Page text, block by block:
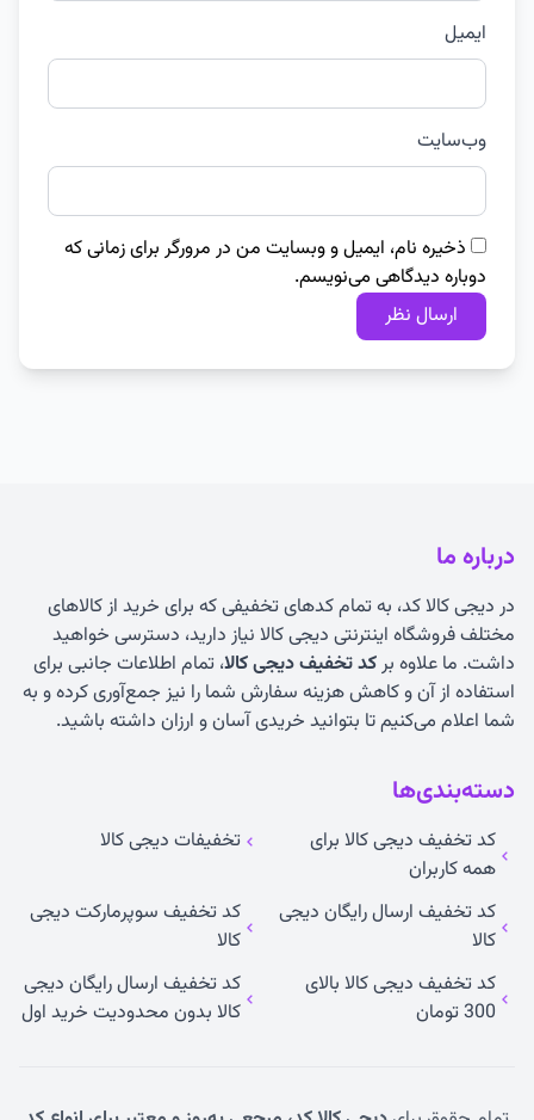
ایمیل
وب‌سایت
ذخیره نام، ایمیل و وبسایت من در مرورگر برای زمانی که
دوباره دیدگاهی می‌نویسم.
درباره ما
در دیجی کالا کد، به تمام کدهای تخفیفی که برای خرید از کالاهای
مختلف فروشگاه اینترنتی دیجی کالا نیاز دارید، دسترسی خواهید
داشت. ما علاوه برکد تخفیف دیجی کالا، تمام اطلاعات جانبی برای
استفاده از آن و کاهش هزینه سفارش شما را نیز جمع‌آوری کرده و به
شما اعلام می‌کنیم تا بتوانید خریدی آسان و ارزان داشته باشید.
دسته‌بندی‌ها
کد تخفیف دیجی کالا برای
همه کاربران
تخفیفات دیجی کالا
کد تخفیف ارسال رایگان دیجی
کالا
کد تخفیف سوپرمارکت دیجی
کالا
کد تخفیف دیجی کالا بالای
300 تومان
کد تخفیف ارسال رایگان دیجی
کالا بدون محدودیت خرید اول